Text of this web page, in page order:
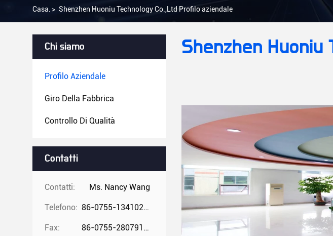
Casa. > Shenzhen Huoniu Technology Co.,Ltd Profilo aziendale
Chi siamo
Profilo Aziendale
Giro Della Fabbrica
Controllo Di Qualità
Contatti
Contatti: Ms. Nancy Wang
Telefono: 86-0755-13410274294
Fax: 86-0755-28079166
Shenzhen Huoniu